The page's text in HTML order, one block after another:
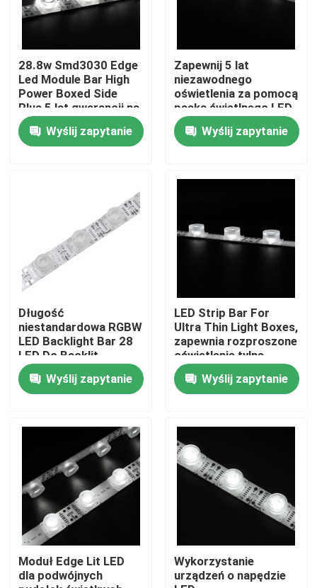
Łączność
Produkty
Filmy
Taśma ledowa COB
TAŚMA LED RGB
Jednokolorowa taśma LED
Przestrajalna biała taśma LED
28.8w Smd3030 Edge
Led Module Bar High
Power Boxed Side
Plus 5 lat gwarancji na
podwójnie boczną
skrzynkę światła
Fabribox
Wyślij zapytanie
Zapewnij 5 lat
niezawodnego
oświetlenia za pomocą
paska świetlnego LED
z 18 diodami LED na
metr, dostępne w
opcjach 24V i 12V
Wyślij zapytanie
Długość
niestandardowa RGBW
LED Backlight Bar 28
LED Do Backlit
Stretch Tkaniny Light
Box Wyślij zapytanie
LED Strip Bar For
Ultra Thin Light Boxes,
zapewnia rozproszone
oświetlenie tylne,
kompatybilne z
12V/24V.Wyślij zapytanie
Moduł Edge Lit LED
dla podwójnych
Wykorzystanie
urządzeń o napędzie